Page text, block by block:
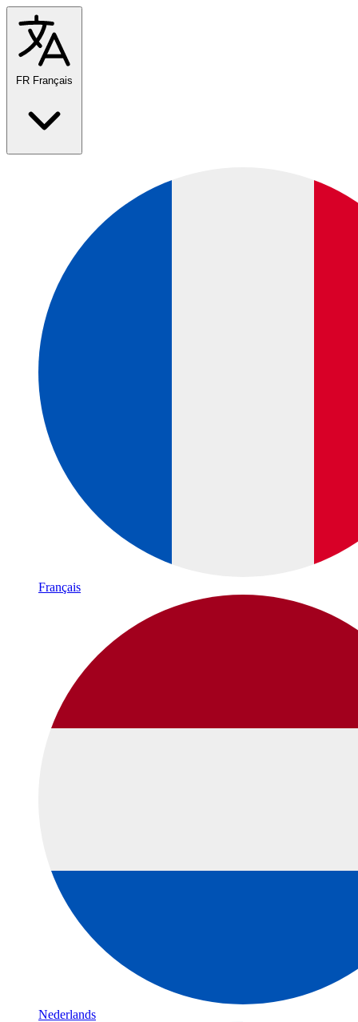
FR Français
Français
Nederlands